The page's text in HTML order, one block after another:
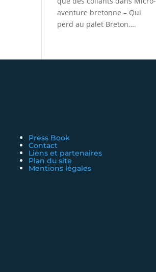
aventure bretonne – Qui
perd au palet Breton….
Press Book
Contact
Liens et partenaires
Plan du site
Mentions légales